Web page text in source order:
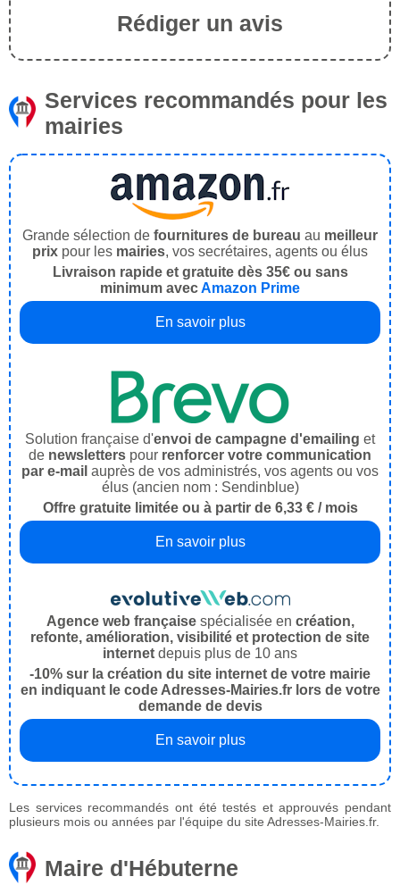
Rédiger un avis
Services recommandés pour les
mairies
Grande sélection de fournitures de bureau au meilleur
prix pour les mairies, vos secrétaires, agents ou élus
Livraison rapide et gratuite dès 35€ ou sans
minimum avecAmazon Prime
En savoir plus
Solution française d'envoi de campagne d'emailing et
de newsletters pour renforcer votre communication
par e-mail auprès de vos administrés, vos agents ou vos
élus (ancien nom : Sendinblue)
Offre gratuite limitée ou à partir de 6,33 € / mois
En savoir plus
Agence web françaisespécialisée en création,
refonte, amélioration, visibilité et protection de site
internet depuis plus de 10 ans
-10% sur la création du site internet de votre mairie
en indiquant le code Adresses-Mairies.fr lors de votre
demande de devis
En savoir plus
Les services recommandés ont été testés et approuvés pendant
plusieurs mois ou années par l'équipe du site Adresses-Mairies.fr.
Maire d'Hébuterne